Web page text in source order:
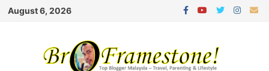
Skip
August 6, 2026